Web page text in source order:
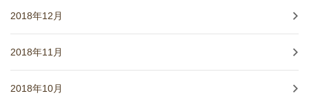
2018年12月
2018年11月
2018年10月